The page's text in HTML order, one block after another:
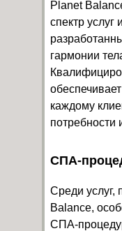
Planet
спектр услуг
гармонии
каждому
потребности
СПА-
Среди услуг,
Balance,
СПА-